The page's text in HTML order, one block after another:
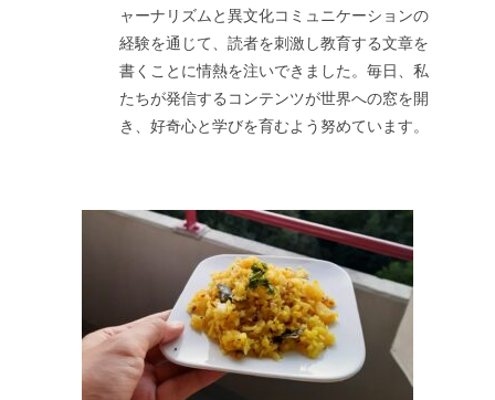
ャーナリズムと異文化コミュニケーションの
経験を通じて、読者を刺激し教育する文章を
書くことに情熱を注いできました。毎日、私
たちが発信するコンテンツが世界への窓を開
き、好奇心と学びを育むよう努めています。